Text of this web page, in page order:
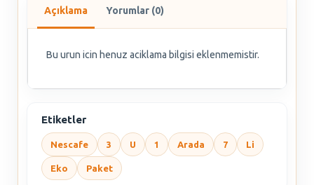
Açıklama Yorumlar (0)
Bu urun icin henuz aciklama bilgisi eklenmemistir.
Etiketler
Nescafe 3 U 1 Arada 7 Li
Eko Paket